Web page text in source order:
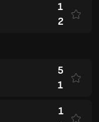
1
2
5
1
1